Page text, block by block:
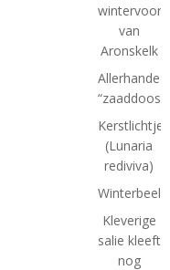
van
Aronskelk
Allerhande
Kerstlichtjes
(Lunaria
rediviva)
Kleverige
salie kleeft
nog